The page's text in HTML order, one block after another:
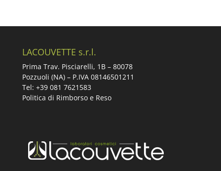
LACOUVETTE s.r.l.
Prima Trav. Pisciarelli, 1B – 80078
Pozzuoli (NA) – P.IVA 08146501211
Tel: +39 081 7621583
Politica di Rimborso e Reso